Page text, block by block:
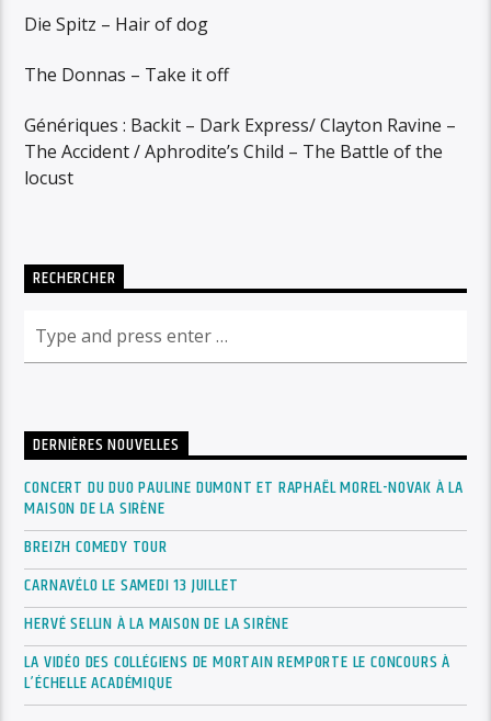
Die Spitz – Hair of dog
The Donnas – Take it off
Génériques : Backit – Dark Express/ Clayton Ravine –
The Accident / Aphrodite’s Child – The Battle of the
locust
RECHERCHER
DERNIÈRES NOUVELLES
CONCERT DU DUO PAULINE DUMONT ET RAPHAËL MOREL-NOVAK À LA
MAISON DE LA SIRÈNE
BREIZH COMEDY TOUR
CARNAVÉLO LE SAMEDI 13 JUILLET
HERVÉ SELLIN À LA MAISON DE LA SIRÈNE
LA VIDÉO DES COLLÉGIENS DE MORTAIN REMPORTE LE CONCOURS À
L’ÉCHELLE ACADÉMIQUE